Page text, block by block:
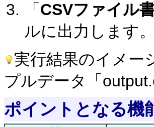
「 CSVファイル
ルに出力します。
実行結果のイメー
プルデータ「
ポイントとなる機